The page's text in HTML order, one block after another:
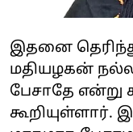
இதனை
மதியழகன்
பேசாதே என்று
கூறியுள்ளார்.